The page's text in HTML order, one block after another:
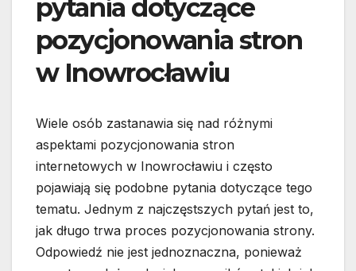
pytania dotyczące
pozycjonowania stron
w Inowrocławiu
Wiele osób zastanawia się nad różnymi
aspektami pozycjonowania stron
internetowych w Inowrocławiu i często
pojawiają się podobne pytania dotyczące tego
tematu. Jednym z najczęstszych pytań jest to,
jak długo trwa proces pozycjonowania strony.
Odpowiedź nie jest jednoznaczna, ponieważ